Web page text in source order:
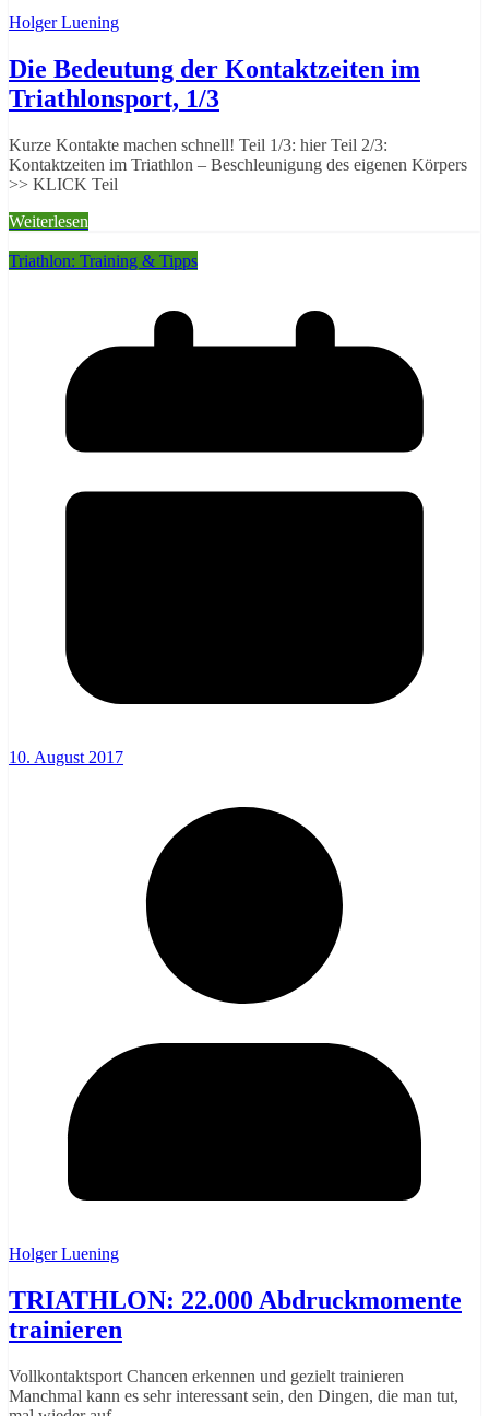
Holger Luening
Die Bedeutung der Kontaktzeiten im
Triathlonsport, 1/3
Kurze Kontakte machen schnell! Teil 1/3: hier Teil 2/3:
Kontaktzeiten im Triathlon – Beschleunigung des eigenen Körpers
>> KLICK Teil
Weiterlesen
Triathlon: Training & Tipps
10. August 2017
Holger Luening
TRIATHLON: 22.000 Abdruckmomente
trainieren
Vollkontaktsport Chancen erkennen und gezielt trainieren
Manchmal kann es sehr interessant sein, den Dingen, die man tut,